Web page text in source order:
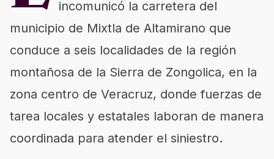
incomunicó la carretera del
municipio de Mixtla de Altamirano que
conduce a seis localidades de la región
montañosa de la Sierra de Zongolica, en la
zona centro de Veracruz, donde fuerzas de
tarea locales y estatales laboran de manera
coordinada para atender el siniestro.